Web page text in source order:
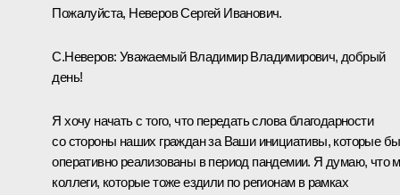
Пожалуйста, Неверов Сергей Иванович.
С.Неверов: Уважаемый Владимир Владимирович, добрый
день!
Я хочу начать с того, что передать слова благодарности
со стороны наших граждан за Ваши инициативы, которые
оперативно реализованы в период пандемии. Я думаю, что
коллеги, которые тоже ездили по регионам в рамках